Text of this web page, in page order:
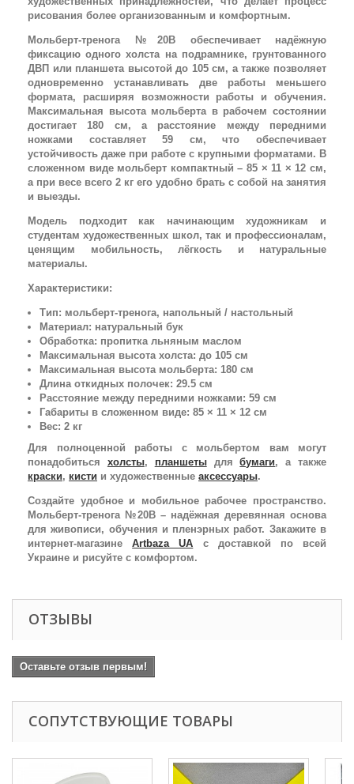
рисования более организованным и комфортным.
Мольберт-тренога №20В обеспечивает надёжную
фиксацию одного холста на подрамнике, грунтованного
ДВП или планшета высотой до 105 см, а также позволяет
одновременно устанавливать две работы меньшего
формата, расширяя возможности работы и обучения.
Максимальная высота мольберта в рабочем состоянии
достигает 180 см, а расстояние между передними
ножками составляет 59 см, что обеспечивает
устойчивость даже при работе с крупными форматами. В
сложенном виде мольберт компактный – 85 × 11 × 12 см,
а при весе всего 2 кг его удобно брать с собой на занятия
и выезды.
Модель подходит как начинающим художникам и
студентам художественных школ, так и профессионалам,
ценящим мобильность, лёгкость и натуральные
материалы.
Характеристики:
Тип: мольберт-тренога, напольный / настольный
Материал: натуральный бук
Обработка: пропитка льняным маслом
Максимальная высота холста: до 105 см
Максимальная высота мольберта: 180 см
Длина откидных полочек: 29.5 см
Расстояние между передними ножками: 59 см
Габариты в сложенном виде: 85 × 11 × 12 см
Вес: 2 кг
Для полноценной работы с мольбертом вам могут
понадобиться холсты, планшетыдлябумаги, а также
краски, кисти и художественные аксессуары.
Создайте удобное и мобильное рабочее пространство.
Мольберт-тренога №20В – надёжная деревянная основа
для живописи, обучения и пленэрных работ. Закажите в
интернет-магазинеArtbaza UA с доставкой по всей
Украине и рисуйте с комфортом.
ОТЗЫВЫ
Оставьте отзыв первым!
СОПУТСТВУЮЩИЕ ТОВАРЫ